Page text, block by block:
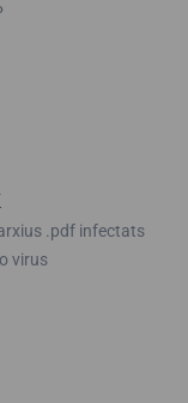
.pdf infectats
virus